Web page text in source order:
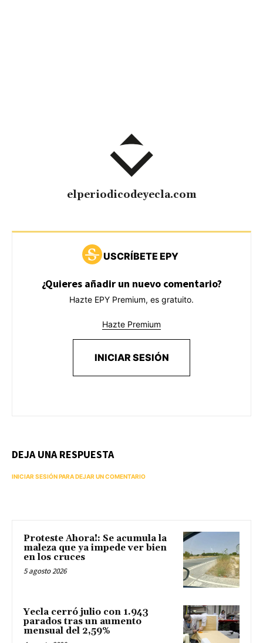
elperiodicodeyecla.com
USCRÍBETE EPY
¿Quieres añadir un nuevo comentario?
Hazte EPY Premium, es gratuito.
Hazte Premium
INICIAR SESIÓN
DEJA UNA RESPUESTA
INICIAR SESIÓN PARA DEJAR UN COMENTARIO
Proteste Ahora!: Se acumula la
maleza que ya impede ver bien
en los cruces
5 agosto 2026
Yecla cerró julio con 1.943
parados tras un aumento
mensual del 2,59%